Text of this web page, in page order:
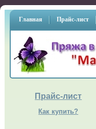
Главная Прайс-лист
Прайс-лист
Как купить?